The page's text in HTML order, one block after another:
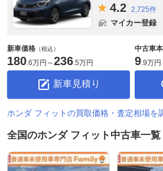
4.2 2,725件
マイカー登録
新車価格 （税込）
180.6万円 ～236.5万円
新車見積り
中古車
9.9万円
ホンダ フィットの買取価格・査定相場を
全国のホンダ フィット中古車一覧